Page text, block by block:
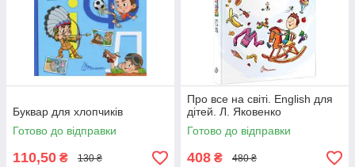
Буквар для хлопчиків
Готово до відправки
110,50 ₴ 130 ₴
Про все на світі. English для
дітей. Л. Яковенко
Готово до відправки
408 ₴ 480 ₴